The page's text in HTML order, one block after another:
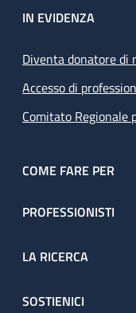
IN EVIDENZA
Diventa donatore di
Accesso di
Comitato Regionale
COME FARE PER
PROFESSIONISTI
LA RICERCA
SOSTIENICI